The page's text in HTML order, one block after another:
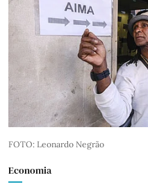
FOTO: Leonardo Negrão
Economia